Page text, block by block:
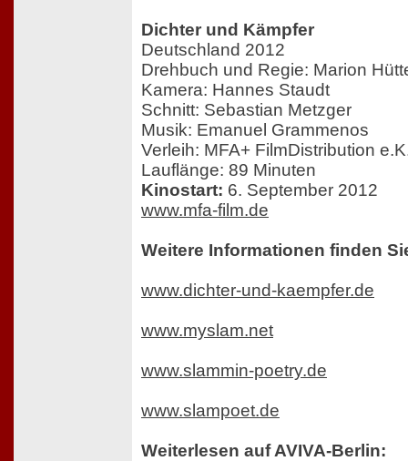
Dichter und Kämpfer
Deutschland 2012
Drehbuch und Regie: Marion
Kamera: Hannes Staudt
Schnitt: Sebastian Metzger
Musik: Emanuel Grammenos
Verleih: MFA+ FilmDistribution
Lauflänge: 89 Minuten
Kinostart: 6. September 2012
www.mfa-film.de
Weitere Informationen finden
www.dichter-und-kaempfer.de
www.myslam.net
www.slammin-poetry.de
www.slampoet.de
Weiterlesen auf AVIVA-Berlin: